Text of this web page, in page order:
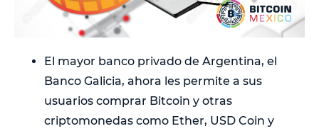
El mayor banco privado de Argentina, el
Banco Galicia, ahora les permite a sus
usuarios comprar Bitcoin y otras
criptomonedas como Ether, USD Coin y